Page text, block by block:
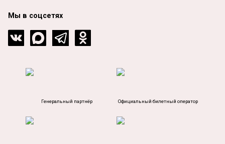
Мы в соцсетях
Генеральный партнёр Официальный билетный оператор